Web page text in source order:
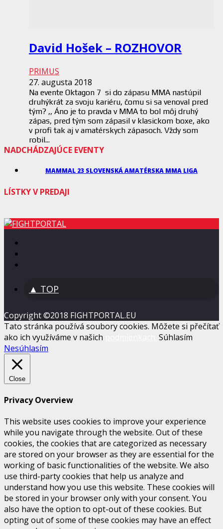
David Hošek – ROZHOVOR
PRIMUS
27. augusta 2018
Na evente Oktagon 7 si do zápasu MMA nastúpil
druhýkrát za svoju kariéru, čomu si sa venoval pred
tým? ,, Áno je to pravda v MMA to bol môj druhý
zápas, pred tým som zápasil v klasickom boxe, ako
v profi tak aj v amatérskych zápasoch. Vždy som
robil...
NADCHÁDZAJÚCE EVENTY
MAMMAL 23 SLOVENSKÁ AMATÉRSKA MMA LIGA
LÍSTKY V PREDAJI
▲ TOP
Copyright ©2018 FIGHTPORTAL.EU
Tato stránka používá soubory cookies. Môžete si přečítať
ako ich využíváme v našich
Súhlasím
Nesúhlasím
Close
Privacy Overview
This website uses cookies to improve your experience
while you navigate through the website. Out of these
cookies, the cookies that are categorized as necessary
are stored on your browser as they are essential for the
working of basic functionalities of the website. We also
use third-party cookies that help us analyze and
understand how you use this website. These cookies will
be stored in your browser only with your consent. You
also have the option to opt-out of these cookies. But
opting out of some of these cookies may have an effect